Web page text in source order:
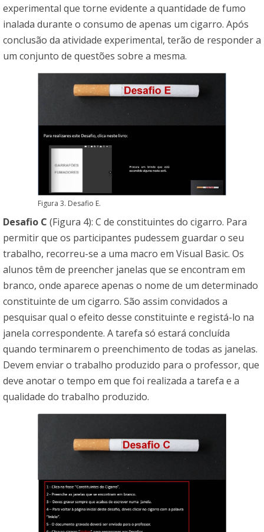
experimental que torne evidente a quantidade de fumo
inalada durante o consumo de apenas um cigarro. Após
conclusão da atividade experimental, terão de responder a
um conjunto de questões sobre a mesma.
Figura 3. Desafio E.
Desafio C (Figura 4): C de constituintes do cigarro. Para
permitir que os participantes pudessem guardar o seu
trabalho, recorreu-se a uma macro em Visual Basic. Os
alunos têm de preencher janelas que se encontram em
branco, onde aparece apenas o nome de um determinado
constituinte de um cigarro. São assim convidados a
pesquisar qual o efeito desse constituinte e registá-lo na
janela correspondente. A tarefa só estará concluída
quando terminarem o preenchimento de todas as janelas.
Devem enviar o trabalho produzido para o professor, que
deve anotar o tempo em que foi realizada a tarefa e a
qualidade do trabalho produzido.